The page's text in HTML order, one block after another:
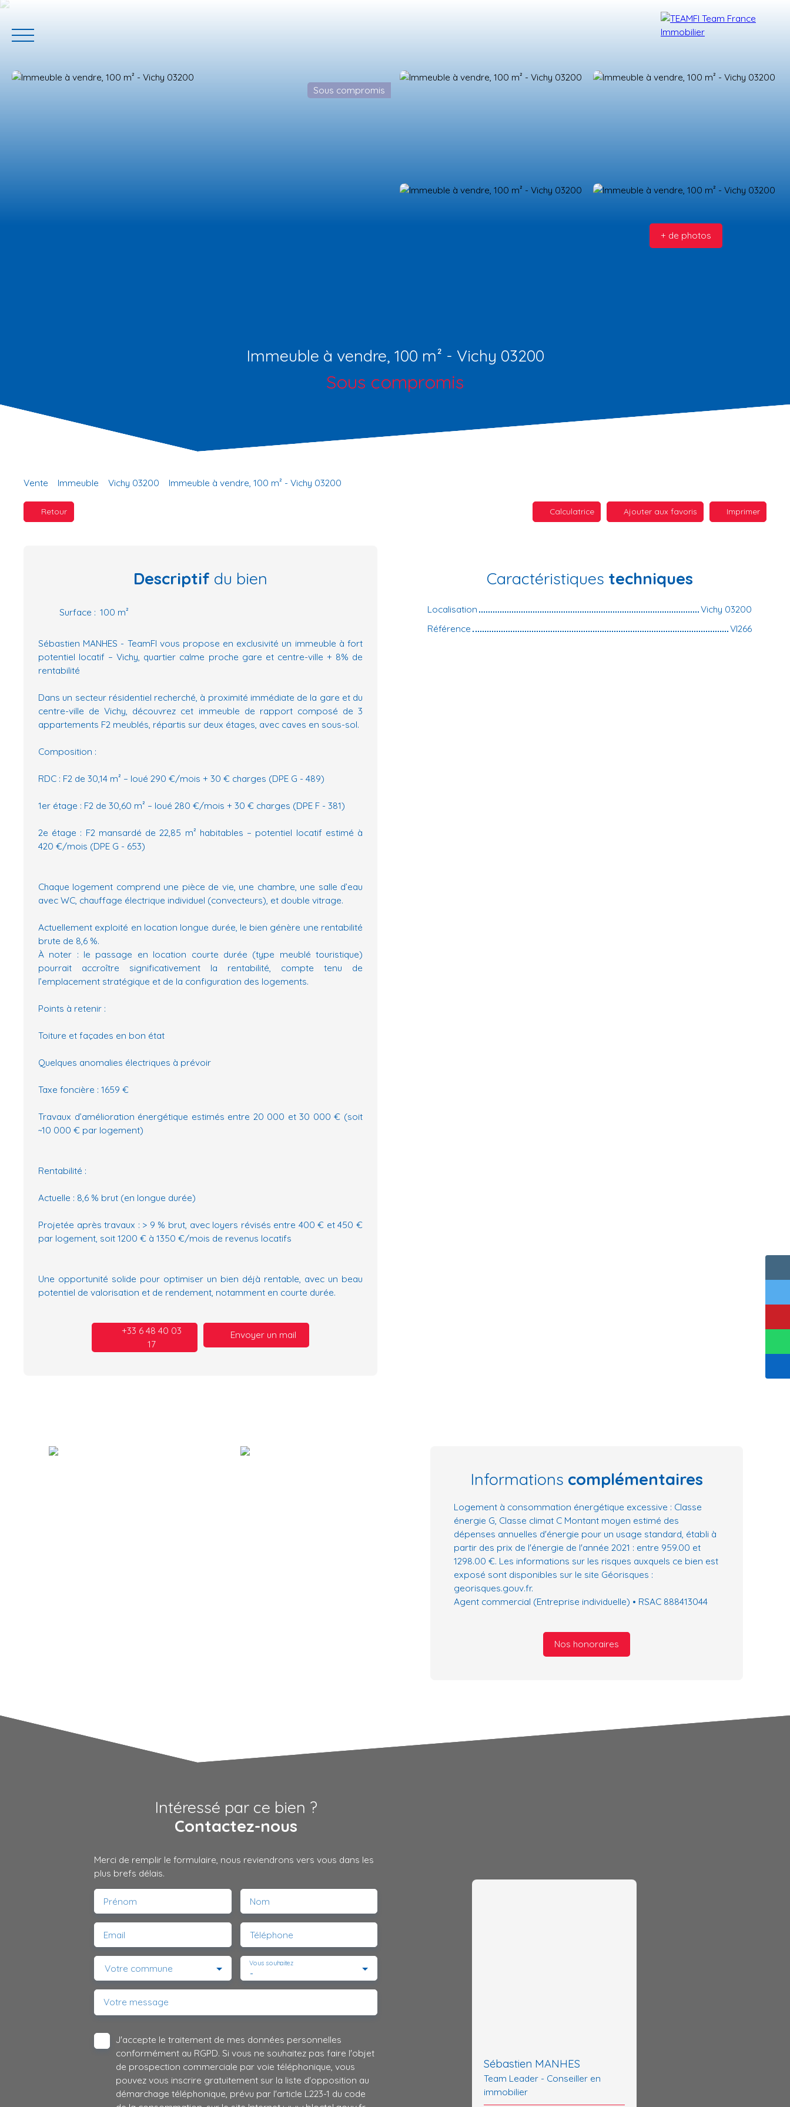
VENDRE LA TEAM RECRUTEMENT TÉMOIGNAGES NOS FORMATIONS BLOG CONTACT
Sous compromis
+ de photos
Immeuble à vendre, 100 m² - Vichy 03200
Sous compromis
Vente Immeuble Vichy 03200 Immeuble à vendre, 100 m² - Vichy 03200
Retour Calculatrice Ajouter aux favoris Imprimer
Descriptif du bien
Surface : 100 m²
Sébastien MANHES - TeamFI vous propose en exclusivité un immeuble à fort
potentiel locatif – Vichy, quartier calme proche gare et centre-ville + 8% de
rentabilité
Dans un secteur résidentiel recherché, à proximité immédiate de la gare et du
centre-ville de Vichy, découvrez cet immeuble de rapport composé de 3
appartements F2 meublés, répartis sur deux étages, avec caves en sous-sol.
Composition :
RDC : F2 de 30,14 m² – loué 290 €/mois + 30 € charges (DPE G - 489)
1er étage : F2 de 30,60 m² – loué 280 €/mois + 30 € charges (DPE F - 381)
2e étage : F2 mansardé de 22,85 m² habitables – potentiel locatif estimé à
420 €/mois (DPE G - 653)
Chaque logement comprend une pièce de vie, une chambre, une salle d’eau
avec WC, chauffage électrique individuel (convecteurs), et double vitrage.
Actuellement exploité en location longue durée, le bien génère une rentabilité
brute de 8,6 %.
À noter : le passage en location courte durée (type meublé touristique)
pourrait accroître significativement la rentabilité, compte tenu de
l’emplacement stratégique et de la configuration des logements.
Points à retenir :
Toiture et façades en bon état
Quelques anomalies électriques à prévoir
Taxe foncière : 1659 €
Travaux d’amélioration énergétique estimés entre 20 000 et 30 000 € (soit
~10 000 € par logement)
Rentabilité :
Actuelle : 8,6 % brut (en longue durée)
Projetée après travaux : > 9 % brut, avec loyers révisés entre 400 € et 450 €
par logement, soit 1200 € à 1350 €/mois de revenus locatifs
Une opportunité solide pour optimiser un bien déjà rentable, avec un beau
potentiel de valorisation et de rendement, notamment en courte durée.
+33 6 48 40 03
17
Envoyer un mail
Caractéristiques techniques
Localisation
Vichy 03200
Référence
VI266
Informations complémentaires
Logement à consommation énergétique excessive : Classe
énergie G, Classe climat C Montant moyen estimé des
dépenses annuelles d'énergie pour un usage standard, établi à
partir des prix de l'énergie de l'année 2021 : entre 959.00 et
1298.00 €. Les informations sur les risques auxquels ce bien est
exposé sont disponibles sur le site Géorisques :
georisques.gouv.fr.
Agent commercial (Entreprise individuelle) • RSAC 888413044
Nos honoraires
Intéressé par ce bien ?
Contactez-nous
Merci de remplir le formulaire, nous reviendrons vers vous dans les
plus brefs délais.
Prénom Nom
Email Téléphone
Votre commune -
Vous souhaitez
Votre message
J'accepte le traitement de mes données personnelles
conformément au RGPD. Si vous ne souhaitez pas faire l'objet
de prospection commerciale par voie téléphonique, vous
pouvez vous inscrire gratuitement sur la liste d'opposition au
démarchage téléphonique, prévu par l'article L223-1 du code
Sébastien MANHES
Team Leader - Conseiller en
immobilier